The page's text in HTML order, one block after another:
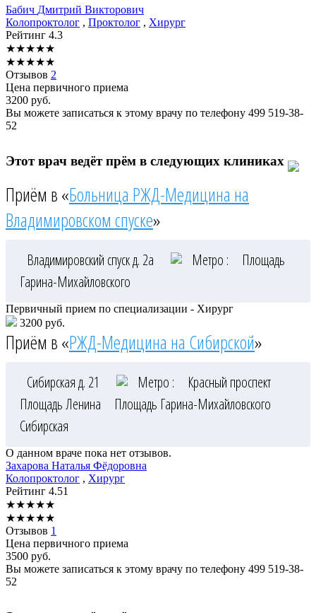
Бабич Дмитрий Викторович
Колопроктолог , Проктолог , Хирург
Рейтинг 4.3
★★★★★
★★★★★
Отзывов 2
Цена первичного приема
3200 руб.
Вы можете записаться к этому врачу по телефону 499 519-38-
52
Этот врач ведёт прём в следующих клиниках
Приём в «Больница РЖД-Медицина на
Владимировском спуске»
Владимировский спуск д. 2а Метро :
Площадь
Гарина-Михайловского
Первичный прием по специализации - Хирург
3200 руб.
Приём в «РЖД-Медицина на Сибирской»
Сибирская д. 21 Метро :
Красный проспект
Площадь Ленина
Площадь Гарина-Михайловского
Сибирская
О данном враче пока нет отзывов.
Захарова Наталья Фёдоровна
Колопроктолог , Хирург
Рейтинг 4.51
★★★★★
★★★★★
Отзывов 1
Цена первичного приема
3500 руб.
Вы можете записаться к этому врачу по телефону 499 519-38-
52